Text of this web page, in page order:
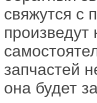
свяжутся с
запчастей
она будет